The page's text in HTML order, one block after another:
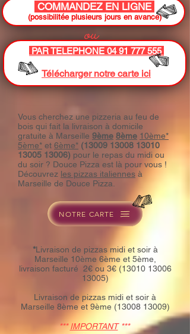
COMMANDEZ EN LIGNE
(possibilitée plusieurs jours en avance)
ou
PAR TELEPHONE 04 91 777 555
Télécharger notre carte ici
Vous cherchez une pizzeria au feu de
bois qui fait la livraison à domicile
gratuite à Marseille 9ème 8ème 10ème*
5ème* et 6ème* (13009 13008 13010
13005 13006) pour le repas du midi ou
du soir ? Douce Pizza est là pour vous !
Découvrez les pizzas italiennes à
Marseille de Douce Pizza.
NOTRE CARTE
*Livraison de pizzas midi et soir à
Marseille 10ème 6ème et 5ème,
livraison facturé 2€ ou 3€ (13010 13006
13005)
Livraison de pizzas midi et soir à
Marseille 8ème et 9ème (13008 13009)
***IMPORTANT***